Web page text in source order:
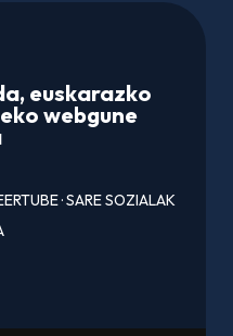
euskarazko
webgune
·SARE SOZIALAK